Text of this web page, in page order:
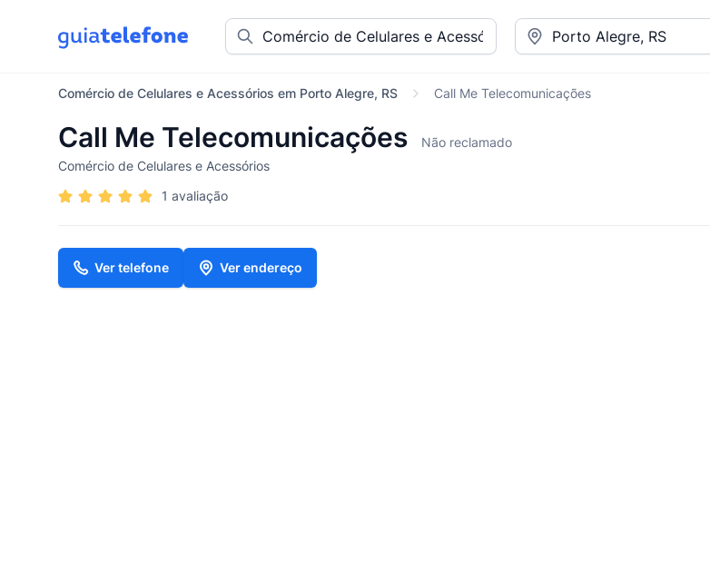
Comércio de Celulares e Acessórios em Porto Alegre, RS Call Me Telecomunicações
Call Me Telecomunicações
Não reclamado
Comércio de Celulares e Acessórios
1 avaliação
Ver telefone Ver endereço